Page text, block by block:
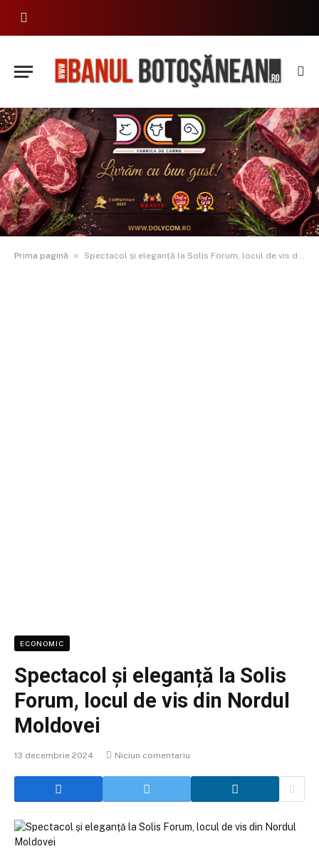
Prima pagină » Spectacol și eleganță la Solis Forum, locul de vis din Nordul Moldovei
ECONOMIC
Spectacol și eleganță la Solis
Forum, locul de vis din Nordul
Moldovei
13 decembrie 2024 Niciun comentariu